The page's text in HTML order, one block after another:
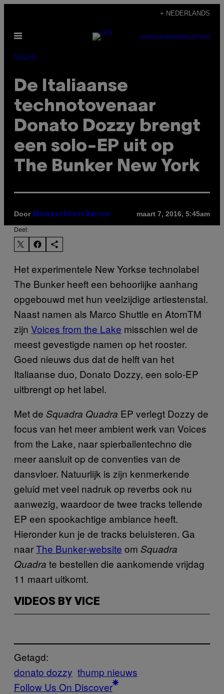
de
inhoud
+ NEDERLANDS
Open
SUBSCRIBENEWSLETTER
Muziek
De Italiaanse
technotovenaar
Donato Dozzy brengt
een solo-EP uit op
The Bunker New York
Door Michael Scott Barron maart 7, 2016, 5:45am
Deel:
Het experimentele New Yorkse technolabel
The Bunker heeft een behoorlijke aanhang
opgebouwd met hun veelzijdige artiestenstal.
Naast namen als Marco Shuttle en AtomTM
zijn Voices from the Lake misschien wel de
meest gevestigde namen op het rooster.
Goed nieuws dus dat de helft van het
Italiaanse duo, Donato Dozzy, een solo-EP
uitbrengt op het label.
Met de Squadra Quadra EP verlegt Dozzy de
focus van het meer ambient werk van Voices
from the Lake, naar spierballentechno die
meer aansluit op de conventies van de
dansvloer. Natuurlijk is zijn kenmerkende
geluid met veel nadruk op reverbs ook nu
aanwezig, waardoor de twee tracks tellende
EP een spookachtige ambiance heeft.
Hieronder kun je de tracks beluisteren. Ga
naarThe Bunker-website om Squadra
Quadra te bestellen die aankomende vrijdag
11 maart uitkomt.
VIDEOS BY VICE
Getagd:
donato dozzy thump nieuws
Follow Us On Discover